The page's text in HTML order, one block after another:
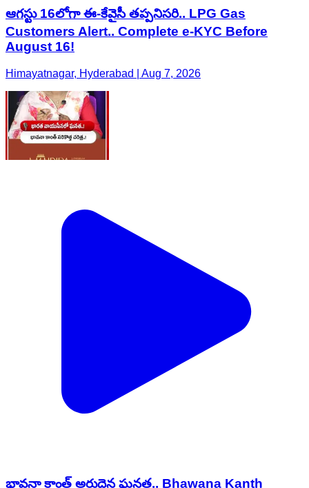
ఆగస్టు 16లోగా ఈ-కేవైసీ తప్పనిసరి.. LPG Gas
Customers Alert.. Complete e-KYC Before
August 16!
Himayatnagar, Hyderabad | Aug 7, 2026
భావనా కాంత్ అరుదైన ఘనత.. Bhawana Kanth